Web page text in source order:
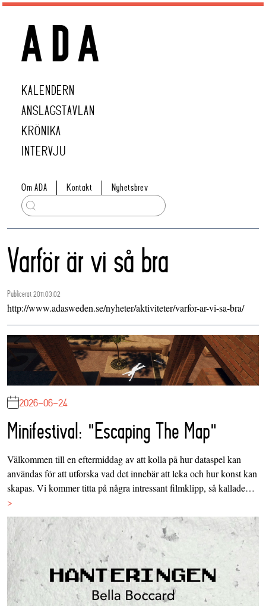
KALENDERN
ANSLAGSTAVLAN
KRÖNIKA
INTERVJU
Om ADA Kontakt Nyhetsbrev
Varför är vi så bra
Publicerat 2011.03.02
http://www.adasweden.se/nyheter/aktiviteter/varfor-ar-vi-sa-bra/
2026-06-24
Minifestival: "Escaping The Map"
Välkommen till en eftermiddag av att kolla på hur dataspel kan
användas för att utforska vad det innebär att leka och hur konst kan
skapas. Vi kommer titta på några intressant filmklipp, så kallade…
>